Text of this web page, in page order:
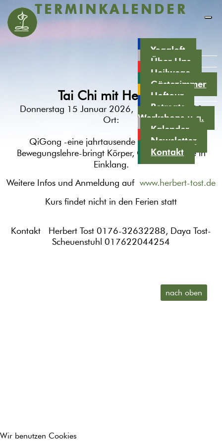
Yogaloft
Über Uns
Heilwege
Gästezimmer
Hoftour
Retreats,
Workshops u.a.
Kalender
Newsletter
Kontakt
TERMINKALENDER
Tai Chi mit Herbert
Donnerstag 15 Januar 2026, 09:30 - 10:30
Ort:
QiGong -eine jahrtausende alte meditative
Bewegungslehre-bringt Körper, Geist und Seele in
Einklang.
Weitere Infos und Anmeldung auf www.herbert-tost.de
Kurs findet nicht in den Ferien statt
Kontakt Herbert Tost 0176-32632288, Daya Tost-
Scheuenstuhl 017622044254
nach oben
Wir benutzen Cookies